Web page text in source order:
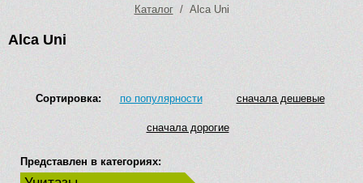
Каталог/ Alca Uni
Alca Uni
Сортировка: по популярности сначала дешевые
сначала дорогие
Представлен в категориях: